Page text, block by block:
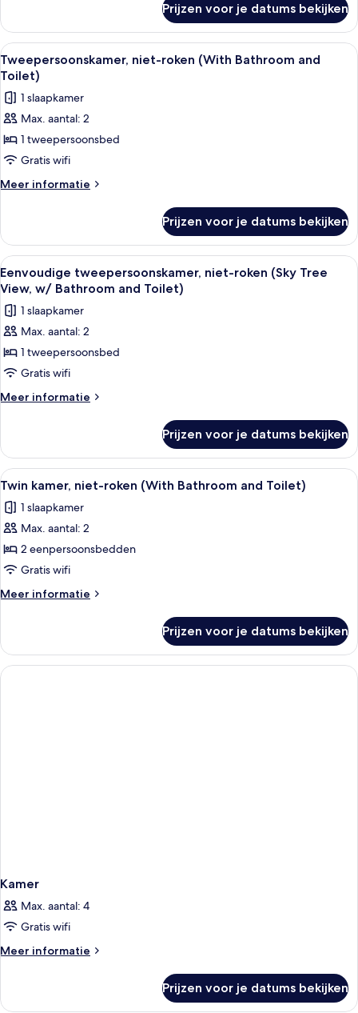
and
Toilet)
laden
kamer,
niet-
roken
(With
Bathroom
and
Toilet)
Prijzen voor je datums bekijken
Alle
foto's
voor
Tweepersoonskamer,
niet-
roken
(With
Bathroom
laden
Een hotelkamer met een bed, een
2
Tweepersoonskamer, niet-roken (With Bathroom and
Toilet)
1 slaapkamer
Max. aantal: 2
1 tweepersoonsbed
Gratis wifi
Meer informatie
Meer
niet-
roken
(With
Bathroom
Toilet)
Prijzen voor je datums bekijken
Alle
foto's
voor
Eenvoudige
tweepersoonskamer,
niet-
roken
(Sky
w/
Bathroom
and
Toilet)
laden
Een hotelkamer met een bed, een
2
Eenvoudige tweepersoonskamer, niet-roken (Sky Tree
View, w/ Bathroom and Toilet)
1 slaapkamer
Max. aantal: 2
1 tweepersoonsbed
Gratis wifi
Meer informatie
Meer
tweepersoonskamer,
niet-
roken
Tree
View,
Bathroom
and
Prijzen voor je datums bekijken
Alle
foto's
voor
Twin
kamer,
niet-
roken
(With
and
Toilet)
laden
Een hotelkamer met twee bedden,
3
Twin kamer, niet-roken (With Bathroom and Toilet)
1 slaapkamer
Max. aantal: 2
2 eenpersoonsbedden
Gratis wifi
Meer informatie
Meer
kamer,
niet-
roken
Prijzen voor je datums bekijken
Kamer
Max. aantal: 4
Gratis wifi
Meer informatie
Meer
Prijzen voor je datums bekijken